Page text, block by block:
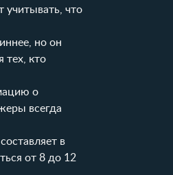
учитывать, что
но он
тех, кто
о
всегда
в
от 8 до 12